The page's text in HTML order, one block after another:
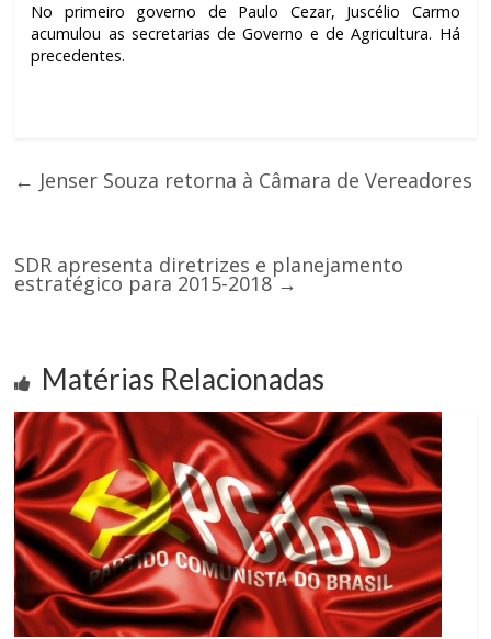
No primeiro governo de Paulo Cezar, Juscélio Carmo
acumulou as secretarias de Governo e de Agricultura. Há
precedentes.
← Jenser Souza retorna à Câmara de Vereadores
SDR apresenta diretrizes e planejamento
estratégico para 2015-2018→
Matérias Relacionadas